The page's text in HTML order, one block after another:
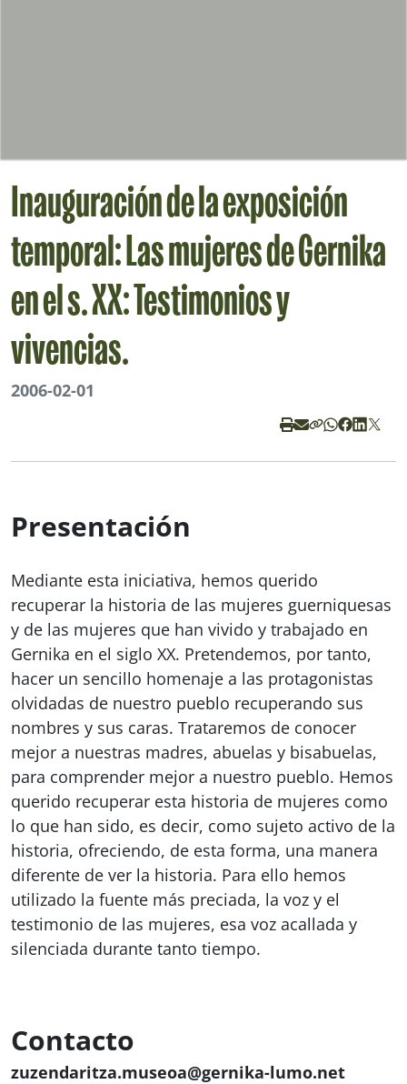
Inauguración de la exposición
temporal: Las mujeres de Gernika
en el s. XX: Testimonios y
vivencias.
2006-02-01
Presentación
Mediante esta iniciativa, hemos querido
recuperar la historia de las mujeres guerniquesas
y de las mujeres que han vivido y trabajado en
Gernika en el siglo XX. Pretendemos, por tanto,
hacer un sencillo homenaje a las protagonistas
olvidadas de nuestro pueblo recuperando sus
nombres y sus caras. Trataremos de conocer
mejor a nuestras madres, abuelas y bisabuelas,
para comprender mejor a nuestro pueblo. Hemos
querido recuperar esta historia de mujeres como
lo que han sido, es decir, como sujeto activo de la
historia, ofreciendo, de esta forma, una manera
diferente de ver la historia. Para ello hemos
utilizado la fuente más preciada, la voz y el
testimonio de las mujeres, esa voz acallada y
silenciada durante tanto tiempo.
Contacto
zuzendaritza.museoa@gernika-lumo.net